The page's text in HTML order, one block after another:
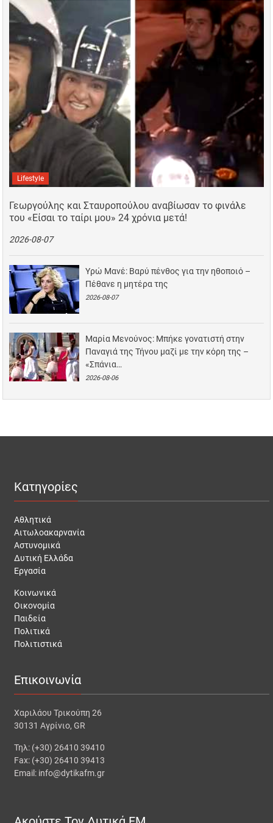
Lifestyle
Γεωργούλης και Σταυροπούλου αναβίωσαν το φινάλε
του «Είσαι το ταίρι μου» 24 χρόνια μετά!
2026-08-07
Υρώ Μανέ: Βαρύ πένθος για την ηθοποιό –
Πέθανε η μητέρα της
2026-08-07
Μαρία Μενούνος: Μπήκε γονατιστή στην
Παναγιά της Τήνου μαζί με την κόρη της –
«Σπάνια…
2026-08-06
Κατηγορίες
Αθλητικά
Αιτωλοακαρνανία
Αστυνομικά
Δυτική Ελλάδα
Εργασία
Κοινωνικά
Οικονομία
Παιδεία
Πολιτικά
Πολιτιστικά
Επικοινωνία
Χαριλάου Τρικούπη 26
30131 Αγρίνιο, GR
Τηλ: (+30) 26410 39410
Fax: (+30) 26410 39413
Email: info@dytikafm.gr